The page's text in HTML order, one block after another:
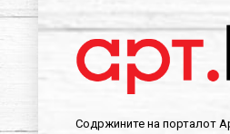
Содржините на порталот